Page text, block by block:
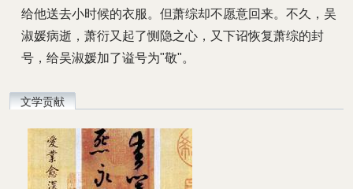
给他送去小时候的衣服。但萧综却不愿意回来。不久，吴
淑媛病逝，萧衍又起了恻隐之心，又下诏恢复萧综的封
号，给吴淑媛加了谥号为"敬"。
文学贡献